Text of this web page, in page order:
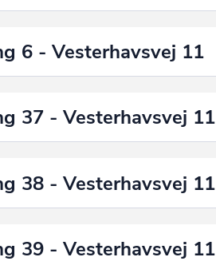
6 - Vesterhavsvej 11
37 - Vesterhavsvej 11
38 - Vesterhavsvej 11
39 - Vesterhavsvej 11